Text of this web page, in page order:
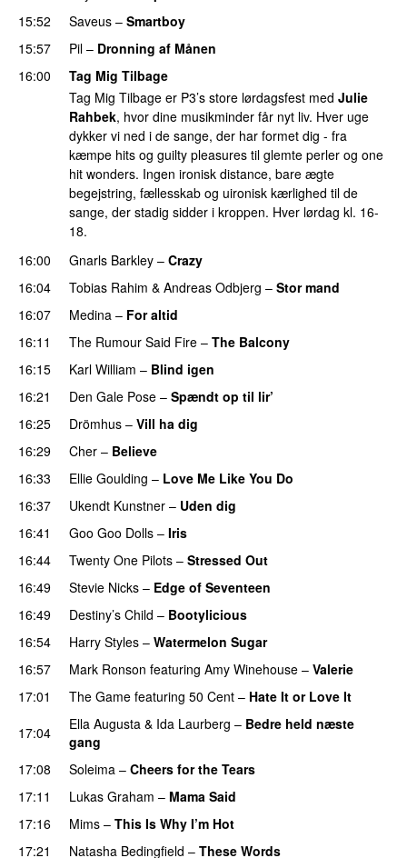
15:52
Saveus – Smartboy
15:57
Pil – Dronning af Månen
16:00
Tag Mig Tilbage
Tag Mig Tilbage er P3’s store lørdagsfest med Julie
Rahbek, hvor dine musikminder får nyt liv. Hver uge
dykker vi ned i de sange, der har formet dig - fra
kæmpe hits og guilty pleasures til glemte perler og one
hit wonders. Ingen ironisk distance, bare ægte
begejstring, fællesskab og uironisk kærlighed til de
sange, der stadig sidder i kroppen. Hver lørdag kl. 16-
18.
16:00
Gnarls Barkley – Crazy
16:04 Tobias Rahim & Andreas Odbjerg – Stor mand
16:07
Medina – For altid
16:11
The Rumour Said Fire – The Balcony
16:15 Karl William – Blind igen
16:21
Den Gale Pose – Spændt op til lir’
16:25
Drömhus – Vill ha dig
16:29
Cher – Believe
16:33
Ellie Goulding – Love Me Like You Do
16:37
Ukendt Kunstner – Uden dig
16:41
Goo Goo Dolls – Iris
16:44
Twenty One Pilots – Stressed Out
16:49 Stevie Nicks – Edge of Seventeen
16:49
Destiny’s Child – Bootylicious
16:54
Harry Styles – Watermelon Sugar
16:57
Mark Ronson featuring Amy Winehouse – Valerie
17:01
The Game featuring 50 Cent – Hate It or Love It
17:04
Ella Augusta & Ida Laurberg – Bedre held næste
gang
17:08
Soleima – Cheers for the Tears
17:11
Lukas Graham – Mama Said
17:16
Mims – This Is Why I’m Hot
17:21
Natasha Bedingfield – These Words